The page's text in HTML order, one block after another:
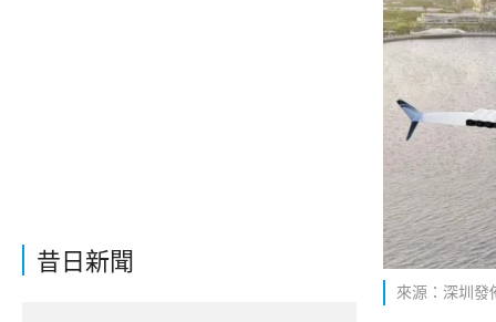
昔日新聞
來源：深圳發